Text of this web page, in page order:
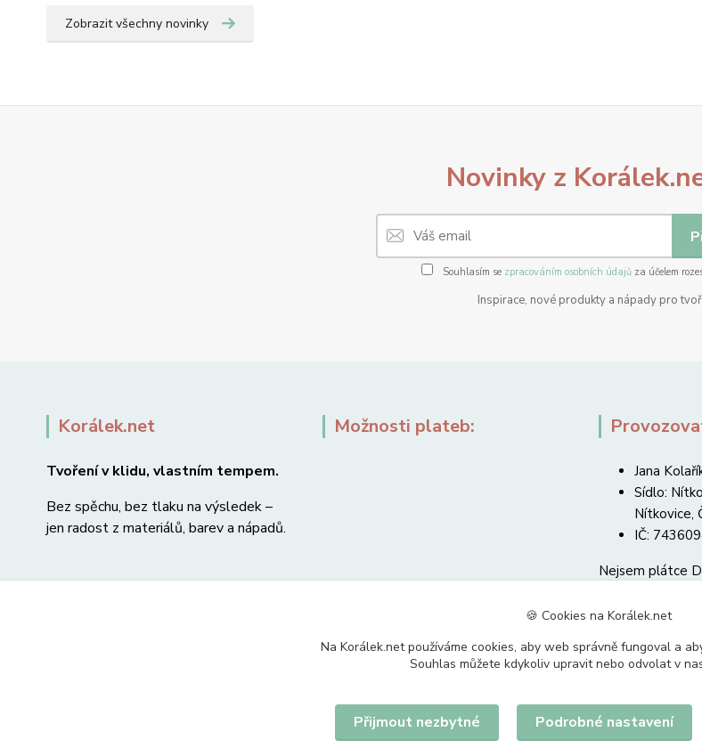
Zobrazit všechny novinky
Novinky z
Souhlasím se zpracováním osobních údajůza účelem
Inspirace, nové produkty a nápady pro
Korálek.net
Tvoření v klidu, vlastním tempem.
Bez spěchu, bez tlaku na výsledek –
jen radost z materiálů, barev a nápadů.
Možnosti plateb:
Jana
Sídlo:
Nítkovice,
IČ:
Nejsem plátce
🍪 Cookies na Korálek.net
Na Korálek.net používáme cookies, aby web správně fungoval a
Souhlas můžete kdykoliv upravit nebo odvolat v
Přijmout nezbytné Podrobné nastavení